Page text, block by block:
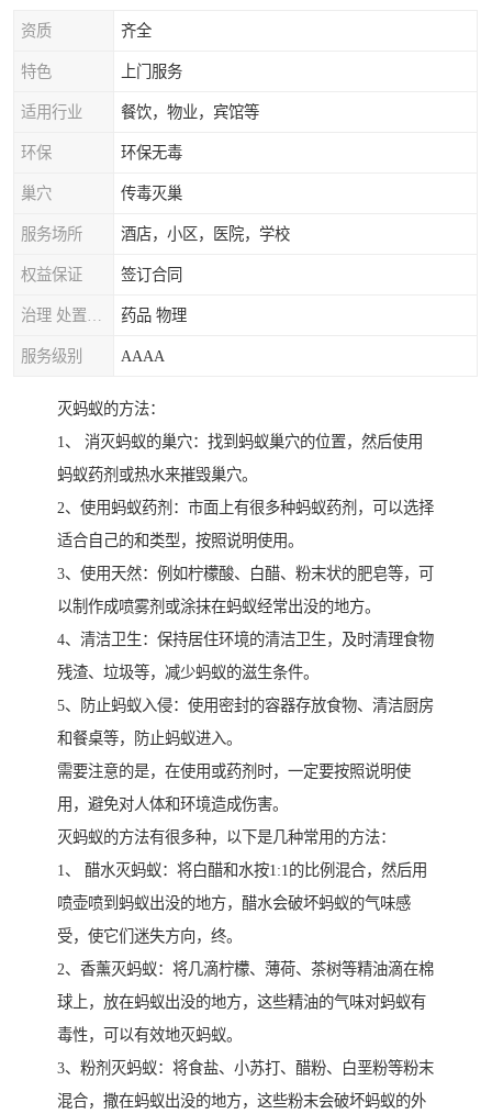
资质 齐全
特色 上门服务
适用行业 餐饮，物业，宾馆等
环保 环保无毒
巢穴 传毒灭巢
服务场所 酒店，小区，医院，学校
权益保证 签订合同
药品 物理
服务级别 AAAA
灭蚂蚁的方法：
1、 消灭蚂蚁的巢穴：找到蚂蚁巢穴的位置，然后使用
蚂蚁药剂或热水来摧毁巢穴。
2、使用蚂蚁药剂：市面上有很多种蚂蚁药剂，可以选择
适合自己的和类型，按照说明使用。
3、使用天然：例如柠檬酸、白醋、粉末状的肥皂等，可
以制作成喷雾剂或涂抹在蚂蚁经常出没的地方。
4、清洁卫生：保持居住环境的清洁卫生，及时清理食物
残渣、垃圾等，减少蚂蚁的滋生条件。
5、防止蚂蚁入侵：使用密封的容器存放食物、清洁厨房
和餐桌等，防止蚂蚁进入。
需要注意的是，在使用或药剂时，一定要按照说明使
用，避免对人体和环境造成伤害。
灭蚂蚁的方法有很多种，以下是几种常用的方法：
1、 醋水灭蚂蚁：将白醋和水按1:1的比例混合，然后用
喷壶喷到蚂蚁出没的地方，醋水会破坏蚂蚁的气味感
受，使它们迷失方向，终。
2、香薰灭蚂蚁：将几滴柠檬、薄荷、茶树等精油滴在棉
球上，放在蚂蚁出没的地方，这些精油的气味对蚂蚁有
毒性，可以有效地灭蚂蚁。
3、粉剂灭蚂蚁：将食盐、小苏打、醋粉、白垩粉等粉末
混合，撒在蚂蚁出没的地方，这些粉末会破坏蚂蚁的外